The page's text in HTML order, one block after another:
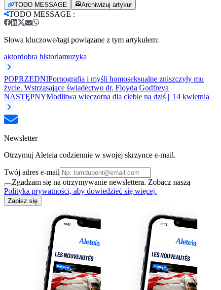
TODO MESSAGE Archiwizuj artykuł
TODO MESSAGE :
Słowa kluczowe/tagi powiązane z tym artykułem:
aktordobra historiamuzyka
POPRZEDNIPornografia i myśli homoseksualne zniszczyły mu
życie. Wstrząsające świadectwo dr. Floyda Godfreya
NASTĘPNYModlitwa wieczorna dla ciebie na dziś || 14 kwietnia
Newsletter
Otrzymuj Aleteia codziennie w swojej skrzynce e-mail.
Twój adres e-mail
Zgadzam się na otrzymywanie newslettera. Zobacz naszą
Polityka prywatności, aby dowiedzieć się więcej.
Zapisz się